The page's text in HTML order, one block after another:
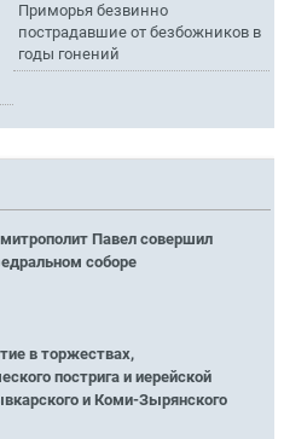
Приморья безвинно
пострадавшие от безбожников в
годы гонений
Павел совершил
соборе
в торжествах,
пострига и иерейской
и Коми-Зырянского